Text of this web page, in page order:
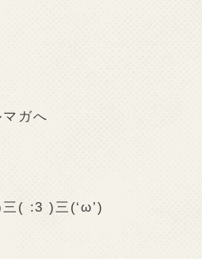
ガへ
( :3 )三(‘ω’)